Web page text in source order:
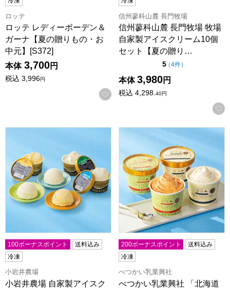
ロッテ
ロッテ レディーボーデン＆
ガーナ【夏の贈りもの・お
中元】[S372]
本体 3,700円
税込 3,996円
お気に入りに登録する
信州蓼科山麓 長門牧場
信州蓼科山麓 長門牧場 牧場
自家製アイスクリーム10個
セット【夏の贈り…
5点（5点満点中）
（4件の評価
）
本体 3,980円
税込 4,298. 40円
小岩井農場 自家製アイスクリーム10個セット【夏の贈りも
100ボーナスポイント
送料込み
冷凍
小岩井農場
小岩井農場 自家製アイスク
べつかい乳業興社 「北海道
200ボーナスポイント
送料込み
冷凍
べつかい乳業興社
べつかい乳業興社 「北海道